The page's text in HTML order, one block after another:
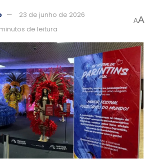
23 de junho de 2026
de leitura
AA